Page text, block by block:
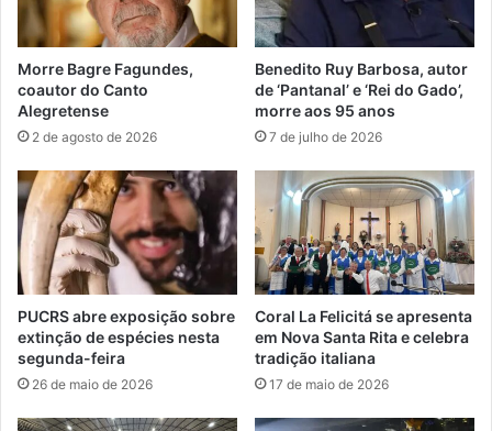
Morre Bagre Fagundes,
coautor do Canto
Alegretense
2 de agosto de 2026
Benedito Ruy Barbosa, autor
de ‘Pantanal’ e ‘Rei do Gado’,
morre aos 95 anos
7 de julho de 2026
PUCRS abre exposição sobre
extinção de espécies nesta
segunda-feira
26 de maio de 2026
Coral La Felicitá se apresenta
em Nova Santa Rita e celebra
tradição italiana
17 de maio de 2026